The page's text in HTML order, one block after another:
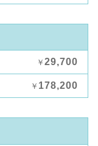
￥ 29,700
￥ 178,200